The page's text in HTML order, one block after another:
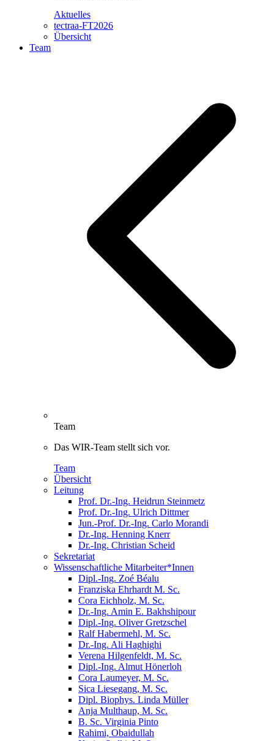
Aktuelles
tectraa-FT2026
Übersicht
Team
Team
Das WIR-Team stellt sich vor.
Team
Übersicht
Leitung
Prof. Dr.-Ing. Heidrun Steinmetz
Prof. Dr.-Ing. Ulrich Dittmer
Jun.-Prof. Dr.-Ing. Carlo Morandi
Dr.-Ing. Henning Knerr
Dr.-Ing. Christian Scheid
Sekretariat
Wissenschaftliche Mitarbeiter*Innen
Dipl.-Ing. Zoé Béalu
Franziska Ehrhardt M. Sc.
Cora Eichholz, M. Sc.
Dr.-Ing. Amin E. Bakhshipour
Dipl.-Ing. Oliver Gretzschel
Ralf Habermehl, M. Sc.
Dr.-Ing. Ali Haghighi
Verena Hilgenfeldt, M. Sc.
Dipl.-Ing. Almut Hönerloh
Cora Laumeyer, M. Sc.
Sica Liesegang, M. Sc.
Dipl. Biophys. Linda Müller
Anja Multhaup, M. Sc.
B. Sc. Virginia Pinto
Rahimi, Obaidullah